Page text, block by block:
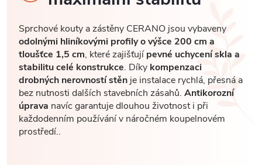
Sprchové kouty a zástěny CERANO jsou vybaveny
odolnými hliníkovými profily o výšce 200 cm a
tloušťce 1,5 cm, které zajišťujípevné uchycení skla a
stabilitu celé konstrukce. Díky kompenzaci
drobných nerovností stěnje instalace rychlá, přesná a
bez nutnosti dalších stavebních zásahů. Antikorozní
úprava navíc garantuje dlouhou životnost i při
každodenním používání v náročném koupelnovém
prostředí..